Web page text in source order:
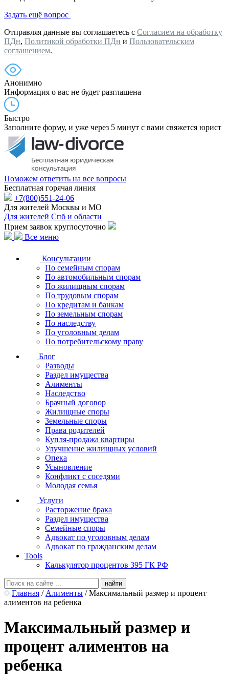
Задать ещё вопрос
Отправляя данные вы соглашаетесь с Согласием на обработку
ПДн, Политикой обработки ПДн и Пользовательским
соглашением.
Анонимно
Информация о вас не будет разглашена
Быстро
Заполните форму, и уже через 5 минут с вами свяжется юрист
Поможем ответить на все вопросы
Бесплатная горячая линия
+7(800)551-24-06
Для жителей Москвы и МО
Для жителей Спб и области
Прием заявок круглосуточно
Все меню
Консультации
По семейным спорам
По автомобильным спорам
По жилищным спорам
По трудовым спорам
По кредитам и банкам
По земельным спорам
По наследству
По уголовным делам
По потребительскому праву
Блог
Разводы
Раздел имущества
Алименты
Наследство
Брачный договор
Жилищные споры
Земельные споры
Права родителей
Купля-продажа квартиры
Улучшение жилищных условий
Опека
Усыновление
Конфликт с соседями
Молодая семья
Услуги
Расторжение брака
Раздел имущества
Семейные споры
Адвокат по уголовным делам
Адвокат по гражданским делам
Tools
Калькулятор процентов 395 ГК РФ
Главная / Алименты / Максимальный размер и процент
алиментов на ребенка
Максимальный размер и
процент алиментов на
ребенка